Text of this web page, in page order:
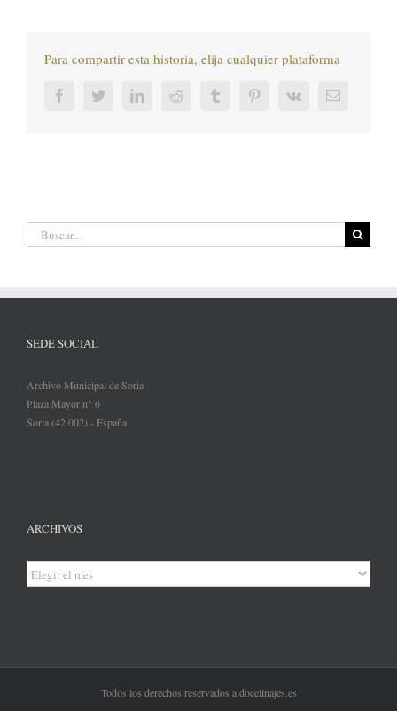
Para compartir esta historia, elija cualquier plataforma
FacebookTwitterLinkedInReddit Tumblr PinterestVk
Correo
Buscar:
SEDE SOCIAL
Archivo Municipal de Soria
Plaza Mayor n° 6
Soria (42.002) - España
ARCHIVOS
Archivos
Todos los derechos reservados a docelinajes.es